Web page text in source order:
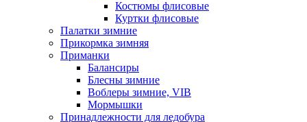
Костюмы флисовые
Куртки флисовые
Палатки зимние
Прикормка зимняя
Приманки
Балансиры
Блесны зимние
Воблеры зимние, VIB
Мормышки
Принадлежности для ледобура